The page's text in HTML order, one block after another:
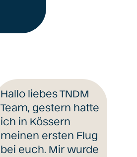
Hallo liebes TNDM
Team, gestern hatte
ich in Kössern
meinen ersten Flug
bei euch. Mir wurde